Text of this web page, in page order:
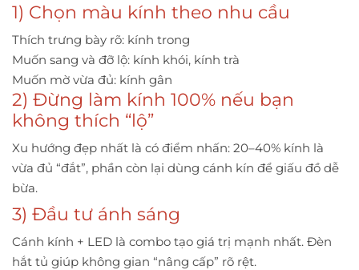
1) Chọn màu kính theo nhu cầu
Thích trưng bày rõ: kính trong
Muốn sang và đỡ lộ: kính khói, kính trà
Muốn mờ vừa đủ: kính gân
2) Đừng làm kính 100% nếu bạn
không thích “lộ”
Xu hướng đẹp nhất là có điểm nhấn: 20–40% kính là
vừa đủ “đắt”, phần còn lại dùng cánh kín để giấu đồ dễ
bừa.
3) Đầu tư ánh sáng
Cánh kính + LED là combo tạo giá trị mạnh nhất. Đèn
hắt tủ giúp không gian “nâng cấp” rõ rệt.